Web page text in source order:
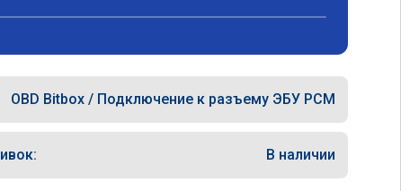
OBD Bitbox / Подключение к разъему ЭБУ PCM
В наличии